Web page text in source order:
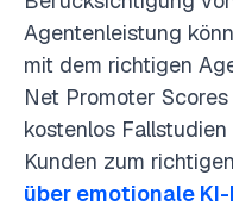
Agentenleistung
mit dem richtigen
Net Promoter
kostenlos
Kunden zum
über emotionale